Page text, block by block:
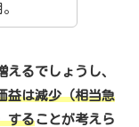
るでしょうし、
益は減少（相当急
することが考えら